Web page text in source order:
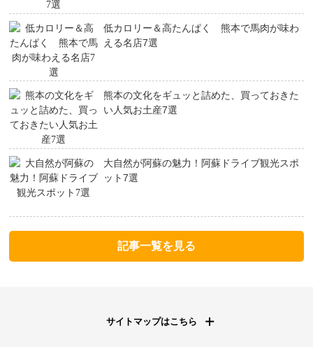
低カロリー＆高たんぱく 熊本で馬肉が味わ
える名店7選
熊本の文化をギュッと詰めた、買っておきた
い人気お土産7選
大自然が阿蘇の魅力！阿蘇ドライブ観光スポ
ット7選
記事一覧を見る
サイトマップはこちら